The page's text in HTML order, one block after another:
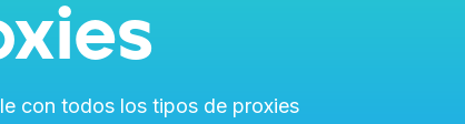
con todos los tipos de proxies